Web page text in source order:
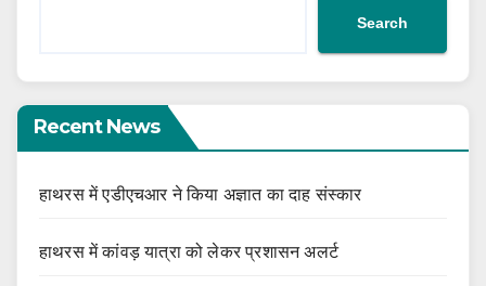
Search
Recent News
हाथरस में एडीएचआर ने किया अज्ञात का दाह संस्कार
हाथरस में कांवड़ यात्रा को लेकर प्रशासन अलर्ट